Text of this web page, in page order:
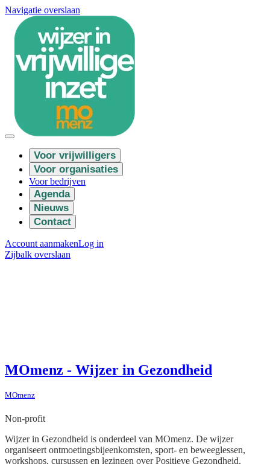
Navigatie overslaan
Voor vrijwilligers
Voor organisaties
Voor bedrijven
Agenda
Nieuws
Contact
Account aanmakenLog in
Zijbalk overslaan
MOmenz - Wijzer in Gezondheid
MOmenz
Non-profit
Wijzer in Gezondheid is onderdeel van MOmenz. De wijzer
organiseert ontmoetingsbijeenkomsten, sport- en beweeglessen,
workshops, cursussen en lezingen over Positieve Gezondheid.